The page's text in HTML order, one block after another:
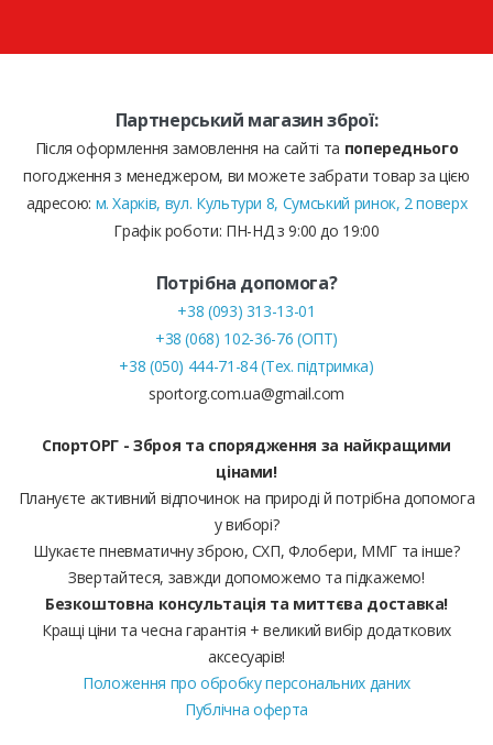
Партнерський магазин зброї:
Після оформлення замовлення на сайті та попереднього
погодження з менеджером, ви можете забрати товар за цією
адресою: м. Харків, вул. Культури 8, Сумський ринок, 2 поверх
Графік роботи: ПН-НД з 9:00 до 19:00
Потрібна допомога?
+38 (093) 313-13-01
+38 (068) 102-36-76 (ОПТ)
+38 (050) 444-71-84 (Тех. підтримка)
sportorg.com.ua@gmail.com
СпортОРГ - Зброя та спорядження за найкращими
цінами!
Плануєте активний відпочинок на природі й потрібна допомога
у виборі?
Шукаєте пневматичну зброю, СХП, Флобери, ММГ та інше?
Звертайтеся, завжди допоможемо та підкажемо!
Безкоштовна консультація та миттєва доставка!
Кращі ціни та чесна гарантія + великий вибір додаткових
аксесуарів!
Положення про обробку персональних даних
Публічна оферта